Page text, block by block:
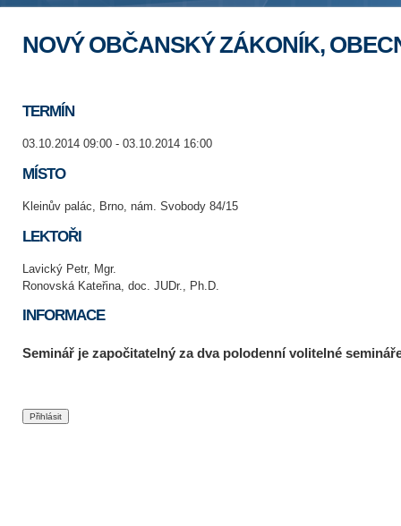
NOVÝ OBČANSKÝ ZÁKONÍK,
TERMÍN
03.10.2014 09:00 - 03.10.2014 16:00
MÍSTO
Kleinův palác, Brno, nám. Svobody 84/15
LEKTOŘI
Lavický Petr, Mgr.
Ronovská Kateřina, doc. JUDr., Ph.D.
INFORMACE
Seminář je započitatelný za dva polodenní volitelné